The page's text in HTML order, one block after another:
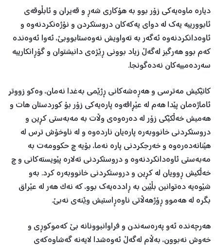
ديارە ماوەيەکی زۆر بوو بە هۆکاری شەڕ و قەيران و ئابڵوقەی
ئابوورییە یەك لە دوای یەکەکان دروستکردن و نۆژەنکردنەوە و
ئاوەدانکردنەوە ئەگەر بە تەواويش نەوەستابووبێ، ئەوا ئەوەندە
کەم بوو هەرگيز لەگەڵ زياد بوونی ڕێژەی دانيشتوان و گۆڕانکاريیە
سەردەمییەکان نەدەگونجا.
کاتێکيش مەترسی و هەڕەشەکانی ڕژێمی بەغدا نەمان، وەکو زووتر
ئاماژەمان پێدا هەم لە عێڕاقەوە پارەيەکی زۆر بۆ کوردستان هات و
هەمیش خەڵکێکی زۆر لە دەرەوەی وڵات بە مەبەستی کڕين و
دروستکردنی خانووبەرە پارەيان ناردەوە و لە ناوخۆش ترس لە
هێنانەدەرەوە و خەرجکردنی پارە نەما، بۆيە چ حکوومەت بە
مەبەستی ئاوەدانکردنەوە و دروستکردنی تەلارە پێويستەکانی و چ
خەڵکيش ڕوويان لە کڕين و دروستکردنی خانووبەرە کرد. بەو
شێوەيە دەتوانين بڵێين بە ڕاددەیەك بوو، کە نەک هەر لە عێراق
بگرە لە هەموو ڕۆژهەڵاتی ناوەڕاستيش وێنەی نەبێ.
هەرچەندە ئەو پەرەسەندن و فراوانبوونانە بێ کەموکوڕی و
خەوش نەبوون، بەڵام لەگەڵ ئەوەشدا لایەنە گەشاوەکەی